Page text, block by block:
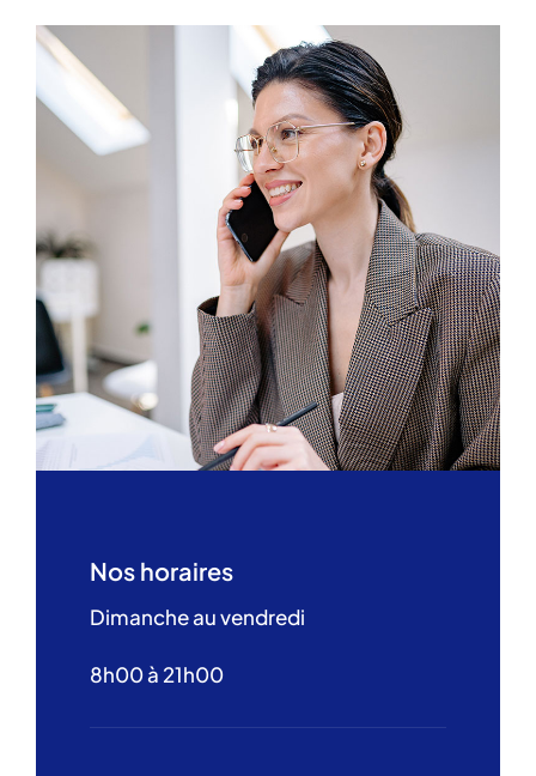
Nos horaires
Dimanche au vendredi
8h00 à 21h00